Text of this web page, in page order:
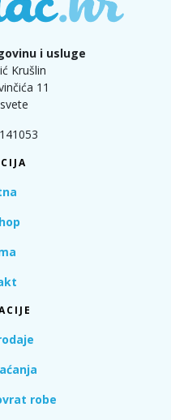
i usluge
Krušlin
11
robe